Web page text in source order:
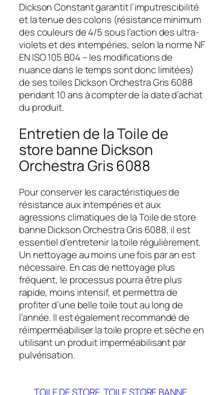
Dickson Constant garantit l’imputrescibilité
et la tenue des coloris (résistance minimum
des couleurs de 4/5 sous l’action des ultra-
violets et des intempéries, selon la norme NF
EN ISO 105 B04 – les modifications de
nuance dans le temps sont donc limitées)
de ses toiles Dickson Orchestra Gris 6088
pendant 10 ans à compter de la date d’achat
du produit.
Entretien de la Toile de
store banne Dickson
Orchestra Gris 6088
Pour conserver les caractéristiques de
résistance aux intempéries et aux
agressions climatiques de la Toile de store
banne Dickson Orchestra Gris 6088, il est
essentiel d’entretenir la toile régulièrement.
Un nettoyage au moins une fois par an est
nécessaire. En cas de nettoyage plus
fréquent, le processus pourra être plus
rapide, moins intensif, et permettra de
profiter d’une belle toile tout au long de
l’année. Il est également recommandé de
réimperméabiliser la toile propre et sèche en
utilisant un produit imperméabilisant par
pulvérisation.
TOILE DE STORE TOILE STORE BANNE